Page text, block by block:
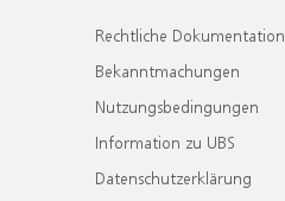
Rechtliche Dokumentation
Bekanntmachungen
Nutzungsbedingungen
Information zu UBS
Datenschutzerklärung